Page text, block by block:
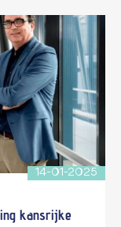
14-01-2025
kansrijke